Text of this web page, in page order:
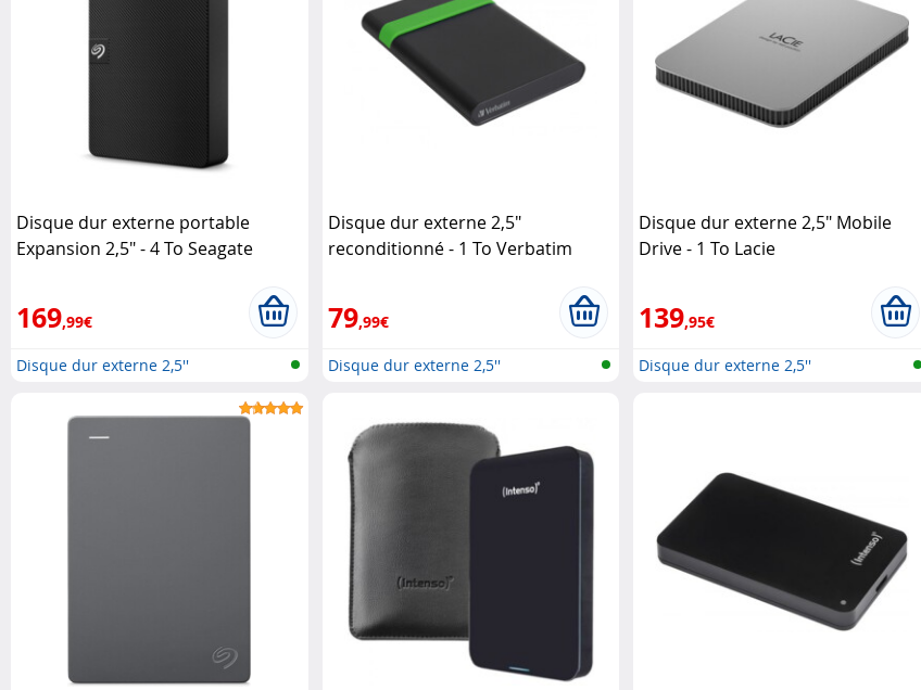
Disque dur externe portable
Expansion 2,5" - 4 To Seagate
169,99€
Disque dur externe 2,5''
Disque dur externe 2,5"
reconditionné - 1 To Verbatim
79,99€
Disque dur externe 2,5''
Disque dur externe 2,5" Mobile
Drive - 1 To Lacie
139,95€
Disque dur externe 2,5''